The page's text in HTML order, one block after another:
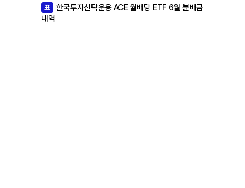
표
한국투자신탁운용 ACE 월배당 ETF 6월 분배금
내역